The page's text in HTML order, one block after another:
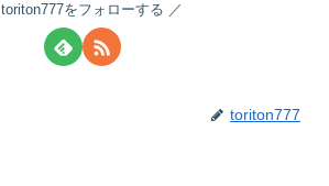
toriton777をフォローする
toriton777